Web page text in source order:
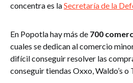
concentra es laSecretaría de la
En Popotla hay más de 700
cuales se dedican al comercio
difícil conseguir resolver las
conseguir tiendas Oxxo, Waldo’s o